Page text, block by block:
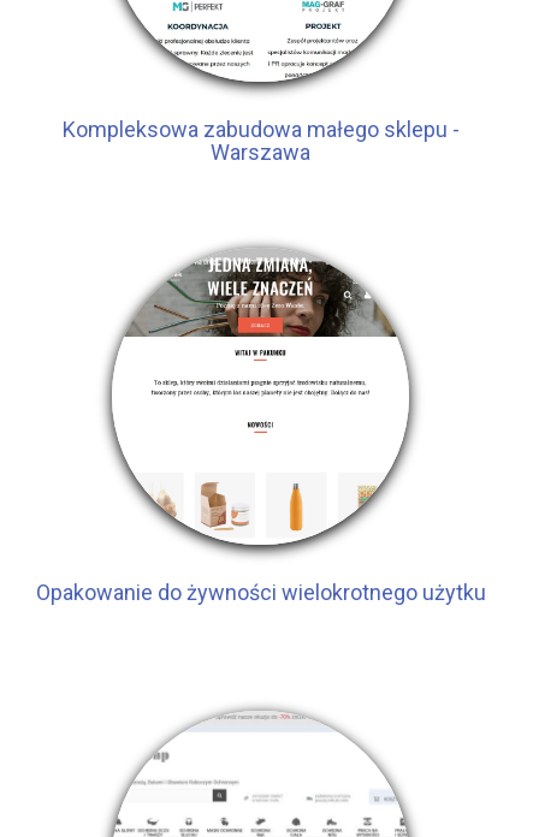
Kompleksowa zabudowa małego sklepu -
Warszawa
Opakowanie do żywności wielokrotnego użytku